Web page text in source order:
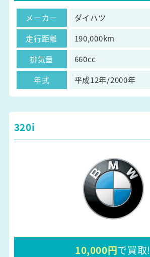
メーカー
ダイハツ
走行距離
190,000km
排気量
660cc
年式
平成12年/2000年
320i
10,000円で買取!